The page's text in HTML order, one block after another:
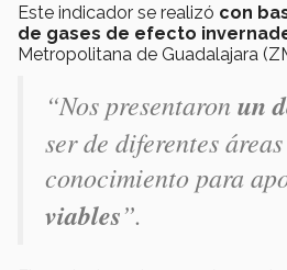
Este indicador se realizó con
de gases de efecto
Metropolitana de Guadalajara
“Nos presentaron un
ser de diferentes
conocimiento para
viables”.